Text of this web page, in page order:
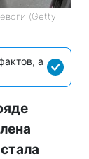
(Getty
а